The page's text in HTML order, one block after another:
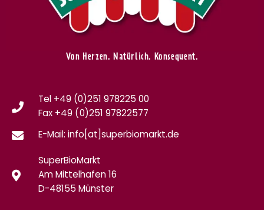
Von Herzen. Natürlich. Konsequent.
Tel +49 (0)251 978225 00
Fax +49 (0)251 97822577
E-Mail: info[at]superbiomarkt.de
SuperBioMarkt
Am Mittelhafen 16
D-48155 Münster